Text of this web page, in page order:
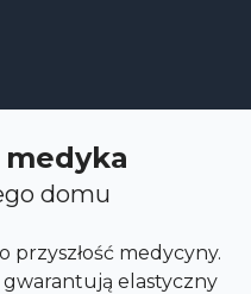
domu
przyszłość medycyny.
elastyczny